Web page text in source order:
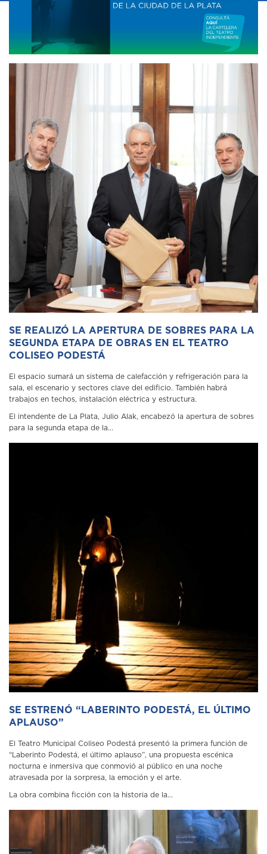
SE REALIZÓ LA APERTURA DE SOBRES PARA LA
SEGUNDA ETAPA DE OBRAS EN EL TEATRO
COLISEO PODESTÁ
El espacio sumará un sistema de calefacción y refrigeración para la
sala, el escenario y sectores clave del edificio. También habrá
trabajos en techos, instalación eléctrica y estructura.
El intendente de La Plata, Julio Alak, encabezó la apertura de sobres
para la segunda etapa de la...
SE ESTRENÓ “LABERINTO PODESTÁ, EL ÚLTIMO
APLAUSO”
El Teatro Municipal Coliseo Podestá presentó la primera función de
“Laberinto Podestá, el último aplauso”, una propuesta escénica
nocturna e inmersiva que conmovió al público en una noche
atravesada por la sorpresa, la emoción y el arte.
La obra combina ficción con la historia de la...